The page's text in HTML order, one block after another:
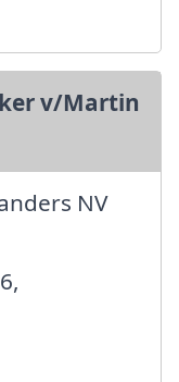
v/Martin
NV